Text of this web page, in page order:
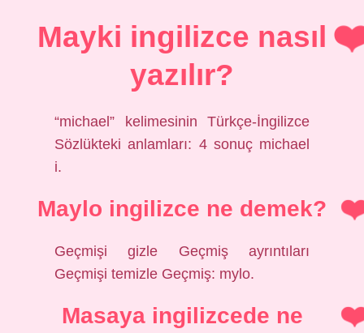
Mayki ingilizce nasıl
yazılır?
“michael” kelimesinin Türkçe-İngilizce
Sözlükteki anlamları: 4 sonuç michael
i.
Maylo ingilizce ne demek?
Geçmişi gizle Geçmiş ayrıntıları
Geçmişi temizle Geçmiş: mylo.
Masaya ingilizcede ne